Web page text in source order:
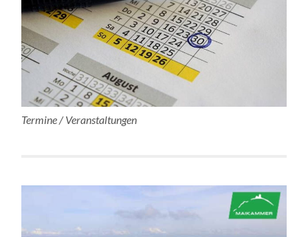
Termine / Veranstaltungen